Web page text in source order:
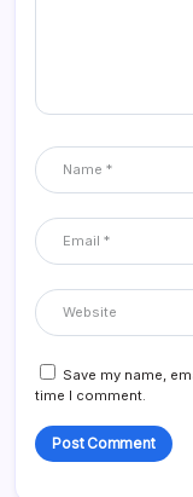
Save my name,
time I comment.